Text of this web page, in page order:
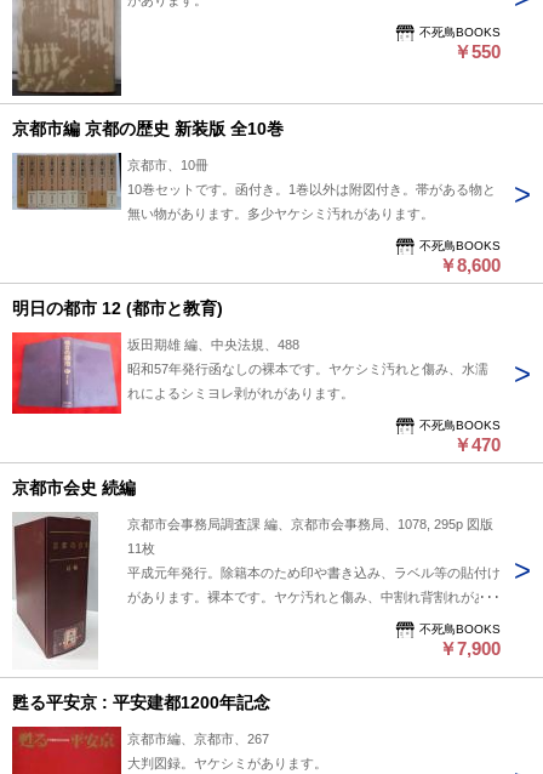
不死鳥BOOKS
￥550
京都市編 京都の歴史 新装版 全10巻
京都市、10冊
10巻セットです。函付き。1巻以外は附図付き。帯がある物と
無い物があります。多少ヤケシミ汚れがあります。
不死鳥BOOKS
￥8,600
明日の都市 12 (都市と教育)
坂田期雄 編、中央法規、488
昭和57年発行函なしの裸本です。ヤケシミ汚れと傷み、水濡
れによるシミヨレ剥がれがあります。
不死鳥BOOKS
￥470
京都市会史 続編
京都市会事務局調査課 編、京都市会事務局、1078, 295p 図版
11枚
平成元年発行。除籍本のため印や書き込み、ラベル等の貼付け
があります。裸本です。ヤケ汚れと傷み、中割れ背割れがあり
不死鳥BOOKS
￥7,900
甦る平安京 : 平安建都1200年記念
京都市編、京都市、267
大判図録。ヤケシミがあります。